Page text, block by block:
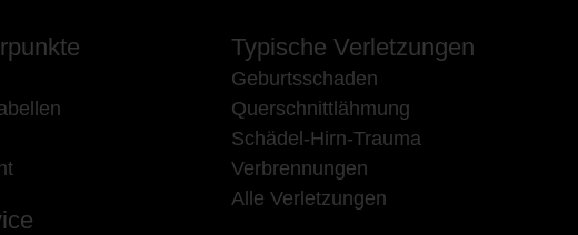
Typische Verletzungen
Geburtsschaden
Querschnittlähmung
Schädel-Hirn-Trauma
Verbrennungen
Alle Verletzungen